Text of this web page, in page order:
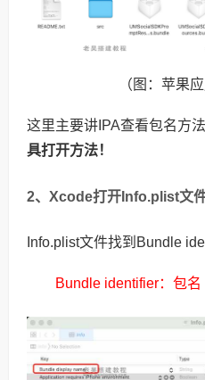
（图：苹果
这里主要讲IPA查看包名方法
具打开方法！
2、Xcode打开Info.plist文
Info.plist文件找到Bundle
Bundle identifier：包名